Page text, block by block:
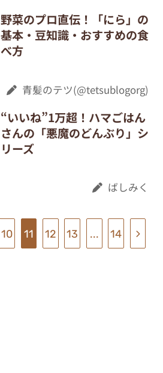
野菜のプロ直伝！「にら」の
基本・豆知識・おすすめの食
べ方
青髪のテツ(@tetsublogorg)
“いいね”1万超！ハマごはん
さんの「悪魔のどんぶり」シ
リーズ
ばしみく
10 11 12 13 ... 14